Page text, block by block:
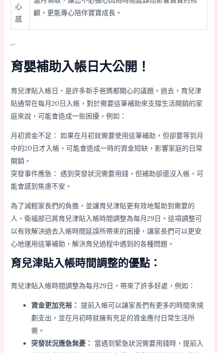
心
感
顧，更能專心陪伴寶寶成長。
“`
育嬰補助入帳日大公開！
育兒津貼入帳日，是許多新手爸媽都關心的議題。過去，育兒津
貼通常在每月20日入帳，對於需要這筆補助來支撐生活開銷的家
庭來說，可能會造成一些困擾，例如：
月初資金不足： 如果在月初就需要使用這筆補助，但卻要等到月
中的20日才入帳，可能會造成一時的資金短缺，影響家庭的日常
開銷。
突發事件應急： 遇到突發狀況需要用錢，但補助卻還沒入帳，可
能會感到焦慮不安。
為了減輕家長們的負擔，並讓育兒津貼更有效地幫助到需要的
人，衛福部已將育兒津貼入帳時間調整為每月29日。這項調整可
以有效解決過去入帳時間延誤所帶來的困擾，讓家長們可以更安
心地運用這筆補助，解決育兒過程中遇到的各種問題。
育兒津貼入帳時間調整的優點：
育兒津貼入帳時間調整為每月29日，帶來了許多好處，例如：
資金更加充裕： 提前入帳可以讓家長們有更多的時間來規
劃支出，並在月初時就擁有充足的資金應付日常生活所
需。
突發狀況應急無憂： 當遇到緊急狀況需要用錢時，提前入